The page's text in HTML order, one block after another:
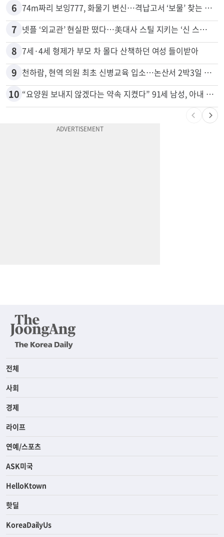
6 74m짜리 보잉777, 화물기 변신…격납고서 ‘보물’ 찾는 인천공항
7 넷플 ‘외교관’ 현실판 떴다…美대사 스틸 지키는 ‘신 스틸러’
8 7세·4세 형제가 부모 차 몰다 산책하던 여성 들이받아
9 천하람, 현역 의원 최초 신병교육 입소…논산서 2박3일 생활
10 “요양원 보내지 않겠다는 약속 지켰다” 91세 남성, 아내 살해 혐의
전체
사회
경제
라이프
연예/스포츠
ASK미국
HelloKtown
핫딜
KoreaDailyUs